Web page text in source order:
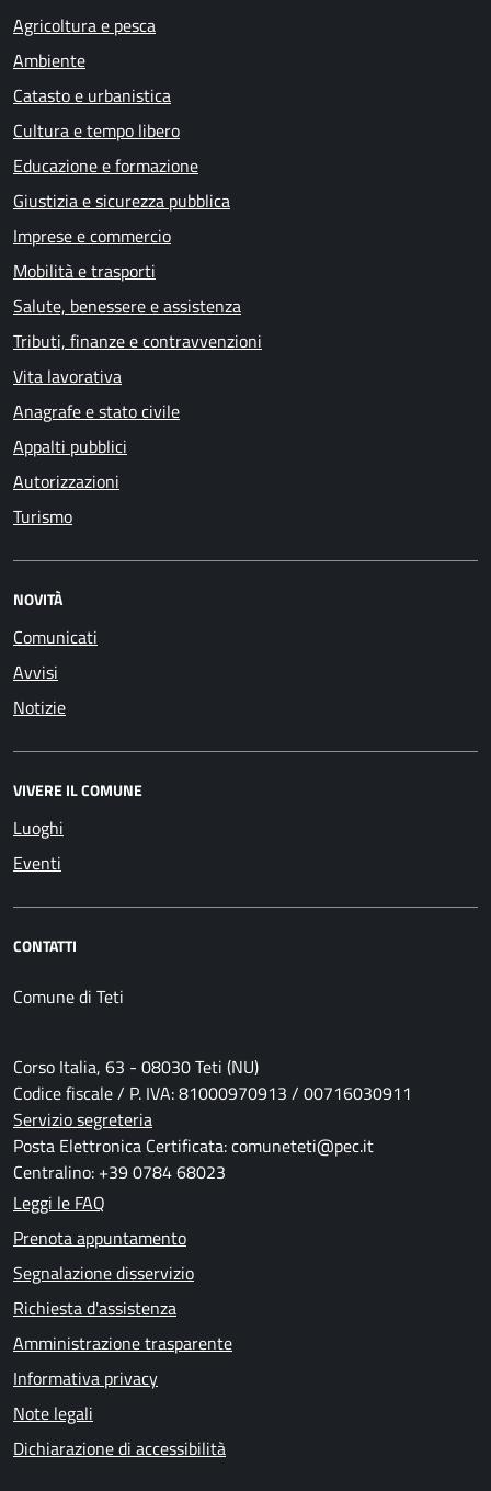
Agricoltura e pesca
Ambiente
Catasto e urbanistica
Cultura e tempo libero
Educazione e formazione
Giustizia e sicurezza pubblica
Imprese e commercio
Mobilità e trasporti
Salute, benessere e assistenza
Tributi, finanze e contravvenzioni
Vita lavorativa
Anagrafe e stato civile
Appalti pubblici
Autorizzazioni
Turismo
NOVITÀ
Comunicati
Avvisi
Notizie
VIVERE IL COMUNE
Luoghi
Eventi
CONTATTI
Comune di Teti
Corso Italia, 63 - 08030 Teti (NU)
Codice fiscale / P. IVA: 81000970913 / 00716030911
Servizio segreteria
Posta Elettronica Certificata: comuneteti@pec.it
Centralino: +39 0784 68023
Leggi le FAQ
Prenota appuntamento
Segnalazione disservizio
Richiesta d'assistenza
Amministrazione trasparente
Informativa privacy
Note legali
Dichiarazione di accessibilità